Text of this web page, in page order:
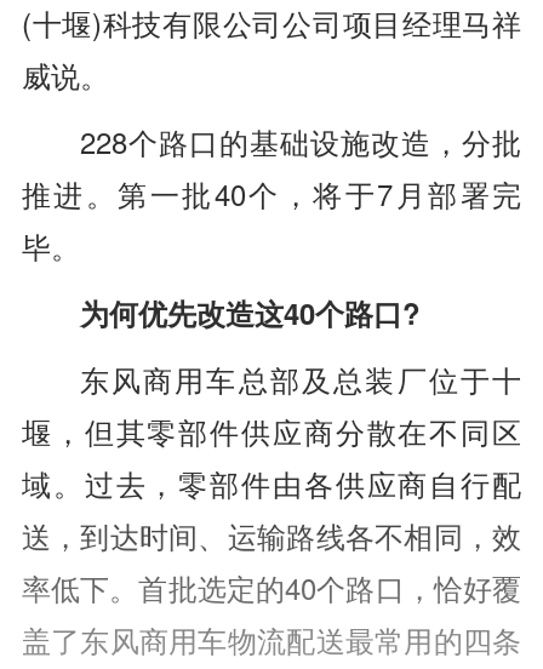
(十堰)科技有限公司公司项目经理马祥
威说。
228个路口的基础设施改造，分批
推进。第一批40个，将于7月部署完
毕。
为何优先改造这40个路口?
东风商用车总部及总装厂位于十
堰，但其零部件供应商分散在不同区
域。过去，零部件由各供应商自行配
送，到达时间、运输路线各不相同，效
率低下。首批选定的40个路口，恰好覆
盖了东风商用车物流配送最常用的四条